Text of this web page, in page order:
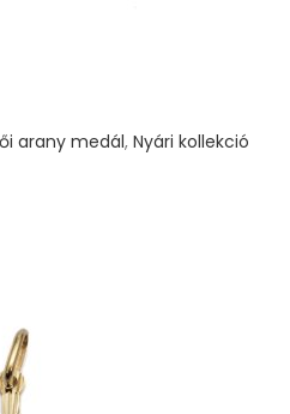
arany medál, Nyári kollekció